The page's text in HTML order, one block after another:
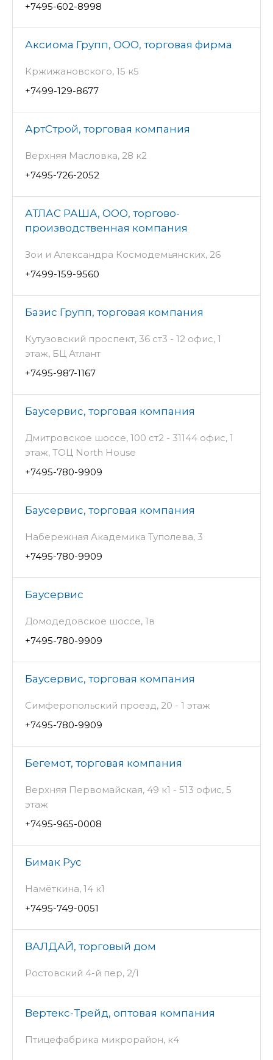
+7495-602-8998
Аксиома Групп, ООО, торговая фирма
Кржижановского, 15 к5
+7499-129-8677
АртСтрой, торговая компания
Верхняя Масловка, 28 к2
+7495-726-2052
АТЛАС РАША, ООО, торгово-
производственная компания
Зои и Александра Космодемьянских, 26
+7499-159-9560
Базис Групп, торговая компания
Кутузовский проспект, 36 ст3 - 12 офис, 1
этаж, БЦ Атлант
+7495-987-1167
Баусервис, торговая компания
Дмитровское шоссе, 100 ст2 - 31144 офис, 1
этаж, ТОЦ North House
+7495-780-9909
Баусервис, торговая компания
Набережная Академика Туполева, 3
+7495-780-9909
Баусервис
Домодедовское шоссе, 1в
+7495-780-9909
Баусервис, торговая компания
Симферопольский проезд, 20 - 1 этаж
+7495-780-9909
Бегемот, торговая компания
Верхняя Первомайская, 49 к1 - 513 офис, 5
этаж
+7495-965-0008
Бимак Рус
Намёткина, 14 к1
+7495-749-0051
ВАЛДАЙ, торговый дом
Ростовский 4-й пер, 2/1
Вертекс-Трейд, оптовая компания
Птицефабрика микрорайон, к4